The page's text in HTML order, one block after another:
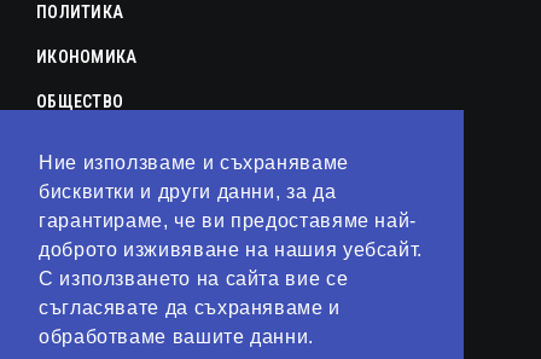
Ние използваме и съхраняваме
бисквитки и други данни, за да
гарантираме, че ви предоставяме най-
доброто изживяване на нашия уебсайт.
С използването на сайта вие се
съгласявате да съхраняваме и
обработваме вашите данни.
ПОЛИТИКА
ИКОНОМИКА
ОБЩЕСТВО
КУЛТУРА
ЛАЙФСТАЙЛ
ТЕХНОЛОГИИ
АНАЛИЗИ